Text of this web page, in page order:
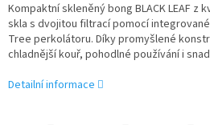
Kompaktní skleněný bong BLACK LEAF z
skla s dvojitou filtrací pomocí
Tree perkolátoru. Díky promyšlené
chladnější kouř, pohodlné používání i
Detailní informace